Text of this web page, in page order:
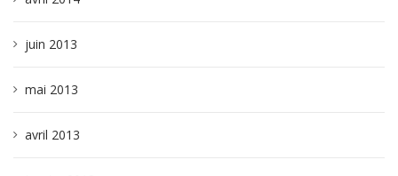
juin 2013
mai 2013
avril 2013